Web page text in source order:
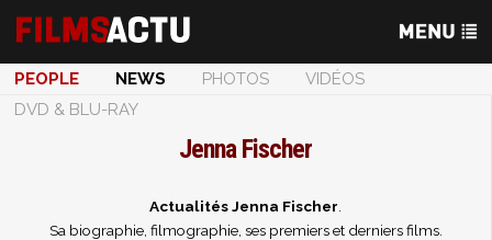
PEOPLE NEWS PHOTOS
VIDÉOS
DVD & BLU-RAY
Jenna Fischer
Actualités Jenna Fischer
Sa biographie, filmographie, ses premiers et derniers films.